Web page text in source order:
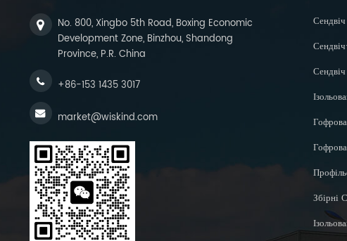
No. 800, Xingbo 5th Road, Boxing Economic
Development Zone, Binzhou, Shandong
Province, P.R. China
+86-153 1435 3017
market@wiskind.com
Збірні